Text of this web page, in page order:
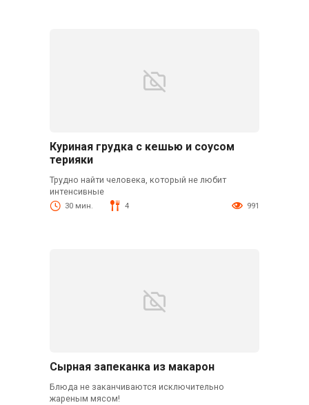
Куриная грудка с кешью и соусом
терияки
Трудно найти человека, который не любит
интенсивные
30 мин. 4 991
Сырная запеканка из макарон
Блюда не заканчиваются исключительно
жареным мясом!